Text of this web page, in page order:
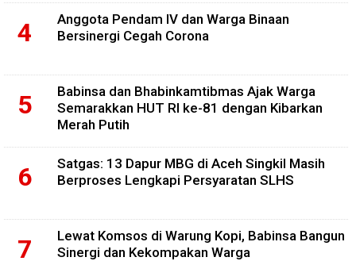
Anggota Pendam IV dan Warga Binaan
Bersinergi Cegah Corona
Babinsa dan Bhabinkamtibmas Ajak Warga
Semarakkan HUT RI ke-81 dengan Kibarkan
Merah Putih
Satgas: 13 Dapur MBG di Aceh Singkil Masih
Berproses Lengkapi Persyaratan SLHS
Lewat Komsos di Warung Kopi, Babinsa Bangun
Sinergi dan Kekompakan Warga